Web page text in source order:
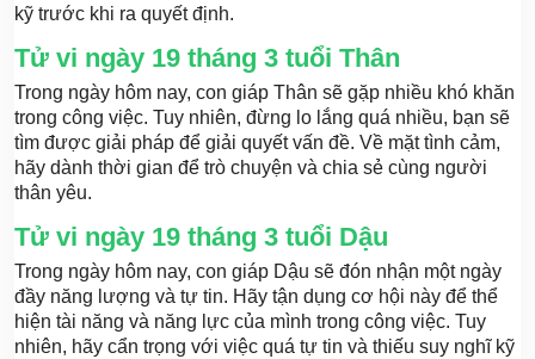
kỹ trước khi ra quyết định.
Tử vi ngày 19 tháng 3 tuổi Thân
Trong ngày hôm nay, con giáp Thân sẽ gặp nhiều khó khăn
trong công việc. Tuy nhiên, đừng lo lắng quá nhiều, bạn sẽ
tìm được giải pháp để giải quyết vấn đề. Về mặt tình cảm,
hãy dành thời gian để trò chuyện và chia sẻ cùng người
thân yêu.
Tử vi ngày 19 tháng 3 tuổi Dậu
Trong ngày hôm nay, con giáp Dậu sẽ đón nhận một ngày
đầy năng lượng và tự tin. Hãy tận dụng cơ hội này để thể
hiện tài năng và năng lực của mình trong công việc. Tuy
nhiên, hãy cẩn trọng với việc quá tự tin và thiếu suy nghĩ kỹ